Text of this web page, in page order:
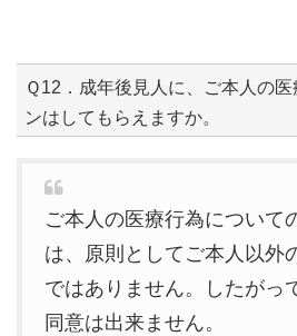
Ｑ12．成年後見人に、ご本人の
ンはしてもらえますか。
ご本人の医療行為について
は、原則としてご本人以外
ではありません。したがっ
同意は出来ません。